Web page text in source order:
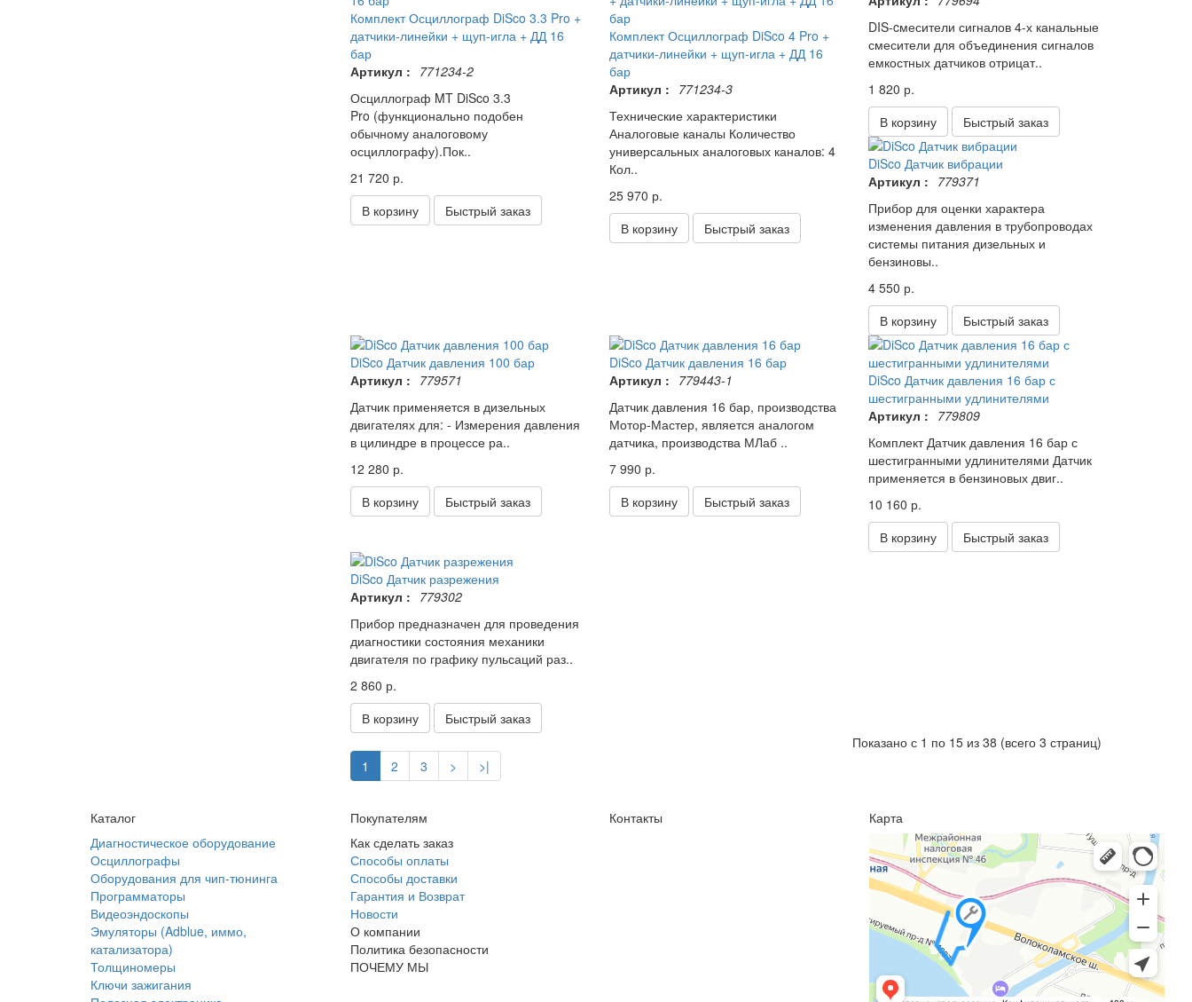
Комплект Осциллограф DiSco 3.3 Pro +
датчики-линейки + щуп-игла + ДД 16
бар
Артикул : 771234-2
Осциллограф MT DiSco 3.3
Pro (функционально подобен
обычному аналоговому
осциллографу).Пок..
21 720 р.
В корзину
Быстрый заказ
Комплект Осциллограф DiSco 4 Pro +
датчики-линейки + щуп-игла + ДД 16
бар
Артикул : 771234-3
Технические характеристики
Аналоговые каналы Количество
универсальных аналоговых каналов: 4
Кол..
25 970 р.
В корзину
Быстрый заказ
DIS-cмесители сигналов 4-х канальные
смесители для объединения сигналов
емкостных датчиков отрицат..
1 820 р.
В корзину
Быстрый заказ
DiSco Датчик вибрации
Артикул : 779371
Прибор для оценки характера
изменения давления в трубопроводах
системы питания дизельных и
бензиновы..
4 550 р.
В корзину
Быстрый заказ
DiSco Датчик давления 100 бар
Артикул : 779571
Датчик применяется в дизельных
двигателях для: - Измерения давления
в цилиндре в процессе ра..
12 280 р.
В корзину
Быстрый заказ
DiSco Датчик давления 16 бар
Артикул : 779443-1
Датчик давления 16 бар, производства
Мотор-Мастер, является аналогом
датчика, производства МЛаб ..
7 990 р.
В корзину
Быстрый заказ
DiSco Датчик давления 16 бар с
шестигранными удлинителями
Артикул : 779809
Комплект Датчик давления 16 бар с
шестигранными удлинителями Датчик
применяется в бензиновых двиг..
10 160 р.
В корзину
Быстрый заказ
DiSco Датчик разрежения
Артикул : 779302
Прибор предназначен для проведения
диагностики состояния механики
двигателя по графику пульсаций раз..
2 860 р.
В корзину
Быстрый заказ
1 2 3 > >|
Показано с 1 по 15 из 38 (всего 3 страниц)
Каталог
Диагностическое оборудование
Осциллографы
Оборудования для чип-тюнинга
Программаторы
Видеоэндоскопы
Эмуляторы (Adblue, иммо,
катализатора)
Толщиномеры
Ключи зажигания
Покупателям
Как сделать заказ
Способы оплаты
Способы доставки
Гарантия и Возврат
Новости
О компании
Политика безопасности
ПОЧЕМУ МЫ
Контакты Карта